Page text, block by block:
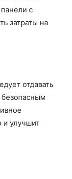
с
затраты на
отдавать
и улучшит